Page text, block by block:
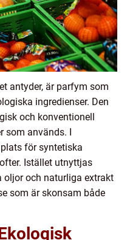
antyder, är parfym som
ingredienser. Den
och konventionell
som används. I
för syntetiska
Istället utnyttjas
oljor och naturliga extrakt
som är skonsam både